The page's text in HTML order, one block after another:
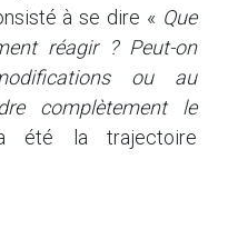
à se dire « Que
réagir ? Peut-on
ou au
complètement le
la trajectoire